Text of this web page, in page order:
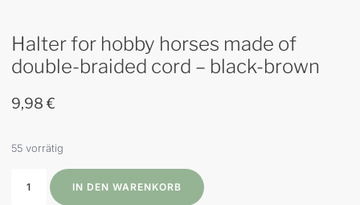
Halter for hobby horses made of
double-braided cord – black-brown
9,98€
55 vorrätig
IN DEN WARENKORB